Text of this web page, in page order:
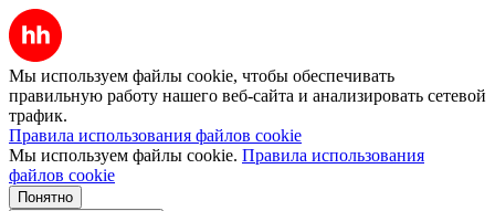
Мы используем файлы cookie, чтобы обеспечивать
правильную работу нашего веб-сайта и анализировать сетевой
трафик.
Правила использования файлов cookie
Мы используем файлы cookie. Правила использования
файлов cookie
Понятно